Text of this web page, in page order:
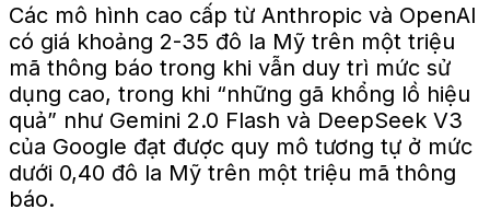
Các mô hình cao cấp từ Anthropic và OpenAI
có giá khoảng 2-35 đô la Mỹ trên một triệu
mã thông báo trong khi vẫn duy trì mức sử
dụng cao, trong khi “những gã khổng lồ hiệu
quả” như Gemini 2.0 Flash và DeepSeek V3
của Google đạt được quy mô tương tự ở mức
dưới 0,40 đô la Mỹ trên một triệu mã thông
báo.